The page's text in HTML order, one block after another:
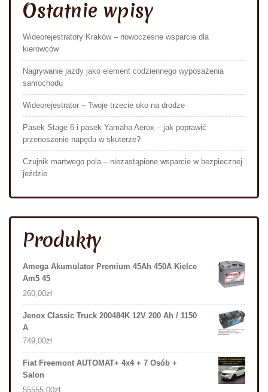
Ostatnie wpisy
Wideorejestratory Kraków – nowoczesne wsparcie dla
kierowców
Nagrywanie jazdy jako element codziennego wyposażenia
samochodu
Wideorejestrator – Twoje trzecie oko na drodze
Pasek Stage 6 i pasek Yamaha Aerox – jak poprawić
przenoszenie napędu w skuterze?
Czujnik martwego pola – niezastąpione wsparcie w bezpiecznej
jeździe
Produkty
Amega Akumulator Premium 45Ah 450A Kielce
Am5 45
260,00zł
Jenox Classic Truck 200484K 12V 200 Ah / 1150
A
749,00zł
Fiat Freemont AUTOMAT+ 4x4 + 7 Osób +
Salon
55555,00zł